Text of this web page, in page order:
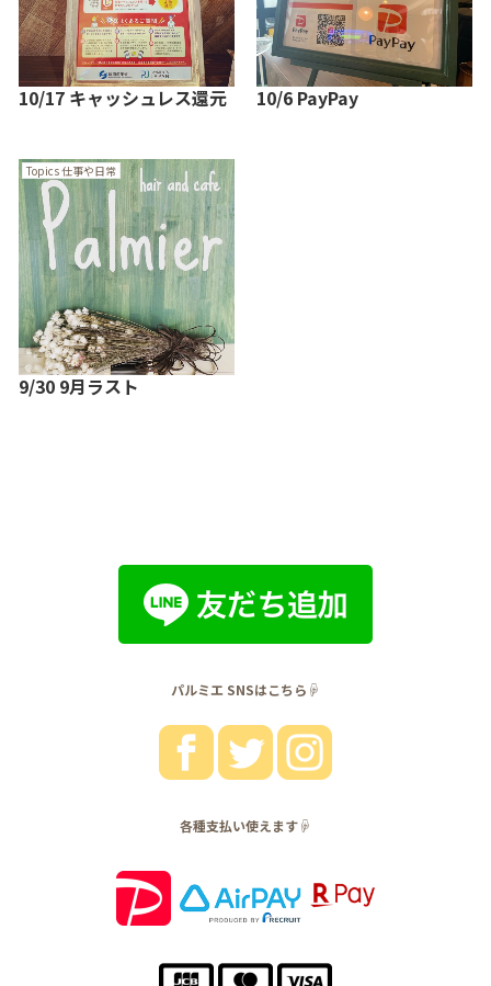
10/17 キャッシュレス還元 10/6 PayPay
Topics 仕事や日常
9/30 9月ラスト
パルミエ SNSはこちら☟
各種支払い使えます☟